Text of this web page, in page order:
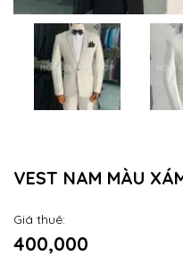
VEST NAM MÀU
Giá thuê:
400,000